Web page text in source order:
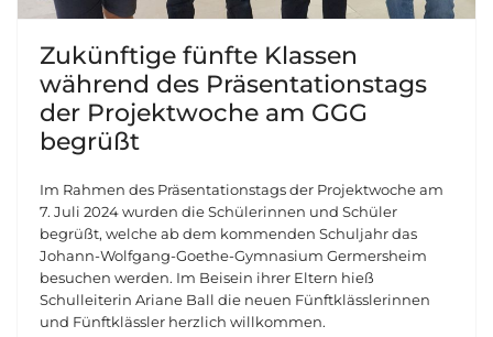
Zukünftige fünfte Klassen
während des Präsentationstags
der Projektwoche am GGG
begrüßt
Im Rahmen des Präsentationstags der Projektwoche am
7. Juli 2024 wurden die Schülerinnen und Schüler
begrüßt, welche ab dem kommenden Schuljahr das
Johann-Wolfgang-Goethe-Gymnasium Germersheim
besuchen werden. Im Beisein ihrer Eltern hieß
Schulleiterin Ariane Ball die neuen Fünftklässlerinnen
und Fünftklässler herzlich willkommen.